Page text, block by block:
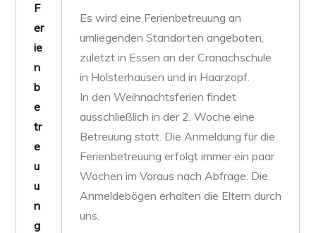
F
er
ie
n
b
e
tr
e
u
u
n
g
Es wird eine Ferienbetreuung an
umliegenden Standorten angeboten,
zuletzt in Essen an der Cranachschule
in Holsterhausen und in Haarzopf.
In den Weihnachtsferien findet
ausschließlich in der 2. Woche eine
Betreuung statt. Die Anmeldung für die
Ferienbetreuung erfolgt immer ein paar
Wochen im Voraus nach Abfrage. Die
Anmeldebögen erhalten die Eltern durch
uns.